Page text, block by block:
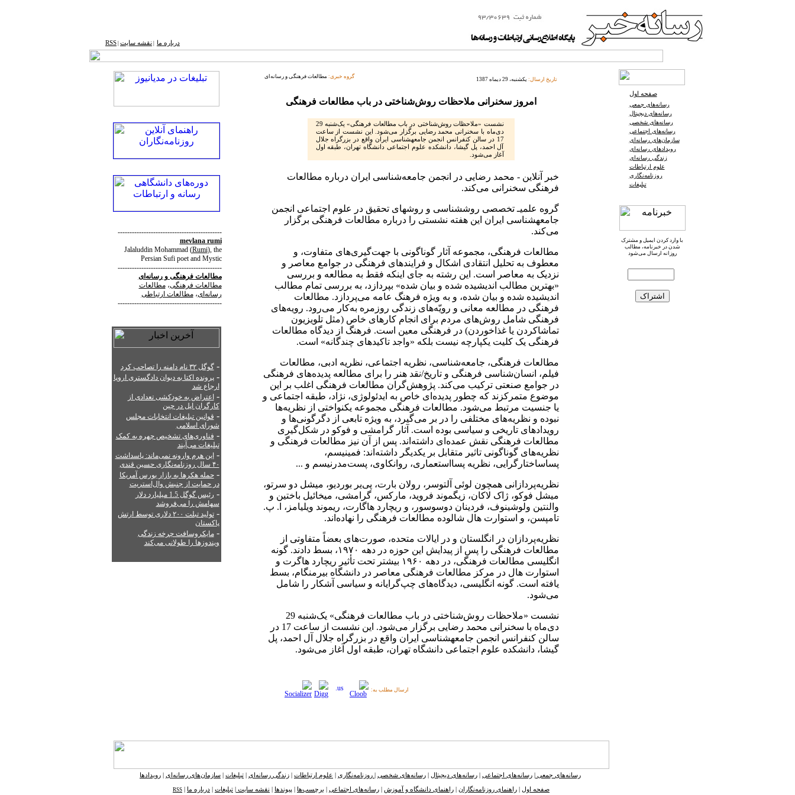
درباره ما نقشه ‌سایت RSS
--------------------------------------------
mevlana rumi
Jalaluddin Mohammad(Rumi), the
Persian Sufi poet and Mystic
--------------------------------------------
مطالعات فرهنگیورسانه‌ای
مطالعات فرهنگی،مطالعات
رسانه‌ای،مطالعات ارتباطی
--------------------------------------------
-گوگل ۳۲ نام دامنه را تصاحب کرد
-پرونده اکتا به دیوان دادگستری اروپا
ارجاع شد
- اعتراض به خودکشی تعدادی از
کارگران اپل در چین
- قوانین تبلیغات انتخابات مجلس
شورای اسلامی
- فناوری‌های تشخیص چهره به کمک
تبلیغات می‌آیند
-این هرم وارونه نمی‌ماند: پاسداشت
۴۰ سال روزنامه‌نگاری حسین قندی
-حمله هکرها به بازار بورس آمریکا
در حمایت از جنبش وال‌استریت
-
رئیس گوگل 1.5 میلیارد دلار
سهامش را می‌فروشد
-
تولید تبلت ۲۰۰ دلاری توسط ارتش
پاکستان
-مایکروسافت چرخه زندگی
ویندوزها را طولانی می‌کند
گروه خبری: مطالعات فرهنگی و رسانه‌ای تاریخ ارسال: یکشنبه، 29 دیماه 1387
امروز سخنرانی ملاحظات روش‌شناختی در باب مطالعات فرهنگی
نشست «ملاحظات روش‌شناختی در باب مطالعات فرهنگی» یک‌شنبه 29
دی‌ماه با سخنرانی محمد رضایی برگزار می‌شود. این نشست از ساعت
17 در سالن کنفرانس انجمن جامعه‏شناسی ایران واقع در بزرگراه جلال
آل احمد، پل گیشا، دانشکده علوم اجتماعی دانشگاه تهران،‏ طبقه اول
آغاز می‌شود.
خبر آنلاین - محمد رضایی در انجمن جامعه‌شناسی ایران درباره مطالعات
فرهنگی سخنرانی می‌کند.
گروه علمی‏ـ تخصصی روش‏شناسی و روش‏های تحقیق در علوم اجتماعی انجمن
جامعه‏شناسی ایران این هفته نشستی را درباره مطالعات فرهنگی برگزار
می‌کند.
مطالعات فرهنگی، مجموعه آثار گوناگونی با جهت‌گیری‌های متفاوت، و
معطوف به تحلیل انتقادی اشکال و فرایندهای فرهنگی در جوامع معاصر و
نزدیک به معاصر است. این رشته به جای اینکه فقط به مطالعه و بررسی
«بهترین مطالب اندیشیده شده و بیان شده» بپردازد، به بررسی تمام مطالب
اندیشیده شده و بیان شده، و به ویژه فرهنگ عامه می‌پردازد. مطالعات
فرهنگی در مطالعه معانی و رویّه‌های زندگی روزمره به‌کار می‌رود. رویه‌های
فرهنگی شامل روش‌های مردم برای انجام کارهای خاص (مثل تلویزیون
تماشاکردن یا غذاخوردن) در فرهنگی معین است. فرهنگ از دیدگاه مطالعات
فرهنگی یک کلیت یکپارچه نیست بلکه «واجد تاکیدهای چندگانه» است.
مطالعات فرهنگی، جامعه‌شناسی، نظریه اجتماعی، نظریه ادبی، مطالعات
فیلم، انسان‌شناسی فرهنگی و تاریخ/نقد هنر را برای مطالعه پدیده‌های فرهنگی
در جوامع صنعتی ترکیب می‌کند. پژوهش‌گران مطالعات فرهنگی اغلب بر این
موضوع متمرکزند که چطور پدیده‌ای خاص به ایدئولوژی، نژاد، طبقه اجتماعی و
یا جنسیت مرتبط می‌شود. مطالعات فرهنگی مجموعه یکنواختی از نظریه‌ها
نبوده و نظریه‌های مختلفی را در بر می‌گیرد، به ویژه تابعی از دگرگونی‌ها و
رویدادهای تاریخی و سیاسی بوده است. آثار گرامشی و فوکو در شکل‌گیری
مطالعات فرهنگی نقش عمده‌ای داشته‌اند. پس از آن نیز مطالعات فرهنگی و
نظریه‌های گوناگونی تاثیر متقابل بر یکدیگر داشته‌اند: فمینیسم،
پساساختارگرایی، نظریه پسااستعماری، روانکاوی، پست‌مدرنیسم و ...
نظریه‌پردازانی همچون لوئی آلتوسر، رولان بارت، پی‌یر بوردیو، میشل دو سرتو،
میشل فوکو، ژاک لاکان، زیگموند فروید، مارکس، گرامشی، میخائیل باختین و
والنتین ولوشینوف، فردینان دوسوسور، و ریچارد هاگارت، ریموند ویلیامز، ا. پ.
تامپسن، و استوارت هال شالوده مطالعات فرهنگی را نهاده‌اند.
نظریه‌پردازان در انگلستان و در ایالات متحده، صورت‌های بعضاً متفاوتی از
مطالعات فرهنگی را پس از پیدایش این حوزه در دهه ۱۹۷۰، بسط دادند. گونه
انگلیسی مطالعات فرهنگی، در دهه ۱۹۶۰ بیشتر تحت تأثیر ریچارد هاگرت و
استوارت هال در مرکز مطالعات فرهنگی معاصر در دانشگاه بیرمنگام، بسط
یافته است. گونه انگلیسی، دیدگاه‌های چپ‌گرایانه و سیاسی آشکار را شامل
می‌شود.
نشست «ملاحظات روش‌شناختی در باب مطالعات فرهنگی» یک‌شنبه 29
دی‌ماه با سخنرانی محمد رضایی برگزار می‌شود. این نشست از ساعت 17 در
سالن کنفرانس انجمن جامعه‏شناسی ایران واقع در بزرگراه جلال آل احمد، پل
گیشا، دانشکده علوم اجتماعی دانشگاه تهران،‏ طبقه اول آغاز می‌شود.
ارسال مطلب به:
رسانه‌های جمعی رسانه‌های اجتماعی رسانه‌های دیجیتال رسانه‌های شخصی روزنامه‌نگاری علوم ارتباطات زندگی رسانه‌ای تبلیغات سازمان‌های رسانه‌ای رویدادها
صفحه اول راهنمای روزنامه‌نگاران راهنمای دانشگاه و آموزش رسانه‌های اجتماعی برچسب‌ها پیوندها نقشه ‌سایت تبلیغات درباره ما RSS
صفحه اول
رسانه‌های جمعی
رسانه‌های دیجیتال
رسانه‌های شخصی
رسانه‌های اجتماعی
سازمان‌های رسانه‌ای
رویدادهای رسانه‌ای
زندگی رسانه‌ای
علوم ارتباطات
روزنامه‌نگاری
تبلیغات
با وارد کردن ایمیل و مشترک
شدن در خبرنامه، مطالب
روزانه ارسال می‌شود